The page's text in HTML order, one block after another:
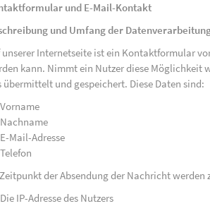
und E-Mail-Kontakt
und Umfang der
unserer Internetseite ist ein Kontaktformular
kann. Nimmt ein Nutzer diese Möglichkeit
übermittelt und gespeichert. Diese Daten sind:
Vorname
Nachname
E-Mail-Adresse
Telefon
der Absendung der Nachricht werden
Die IP-Adresse des Nutzers